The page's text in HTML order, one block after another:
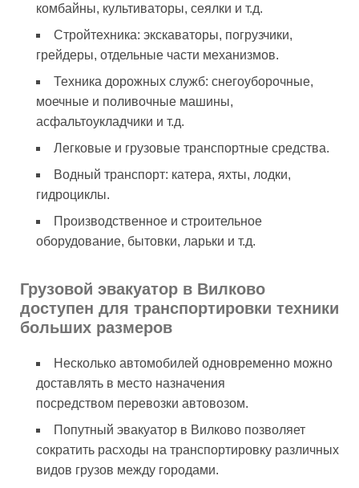
комбайны, культиваторы, сеялки и т.д.
Стройтехника: экскаваторы, погрузчики,
грейдеры, отдельные части механизмов.
Техника дорожных служб: снегоуборочные,
моечные и поливочные машины,
асфальтоукладчики и т.д.
Легковые и грузовые транспортные средства.
Водный транспорт: катера, яхты, лодки,
гидроциклы.
Производственное и строительное
оборудование, бытовки, ларьки и т.д.
Грузовой эвакуатор в Вилково
доступен для транспортировки техники
больших размеров
Несколько автомобилей одновременно можно
доставлять в место назначения
посредством перевозки автовозом.
Попутный эвакуатор в Вилково позволяет
сократить расходы на транспортировку различных
видов грузов между городами.